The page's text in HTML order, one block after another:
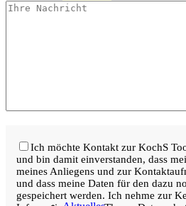
Ich möchte Kontakt zur KochS
und bin damit einverstanden, dass
meines Anliegens und zur
und dass meine Daten für den dazu
gespeichert werden. Ich nehme zur